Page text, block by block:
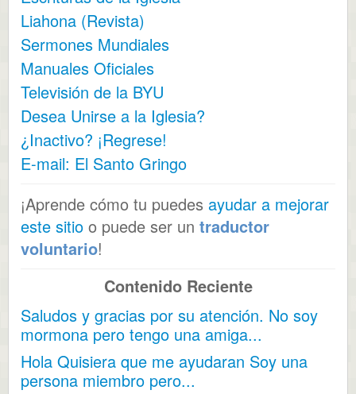
Liahona (Revista)
Sermones Mundiales
Manuales Oficiales
Televisión de la BYU
Desea Unirse a la Iglesia?
¿Inactivo? ¡Regrese!
E-mail: El Santo Gringo
¡Aprende cómo tu puedes ayudar a mejorar
este sitio o puede ser un traductor
voluntario!
Contenido Reciente
Saludos y gracias por su atención. No soy
mormona pero tengo una amiga...
Hola Quisiera que me ayudaran Soy una
persona miembro pero...